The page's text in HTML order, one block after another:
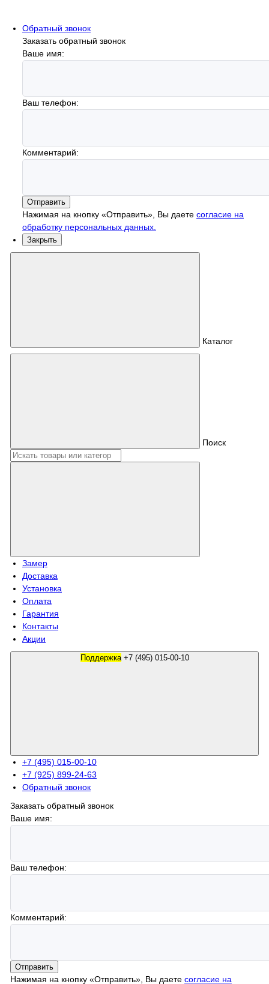
Обратный звонок
Заказать обратный звонок
Ваше имя:
Ваш телефон:
Комментарий:
Отправить
Нажимая на кнопку «Отправить», Вы даете согласие на
обработку персональных данных.
Закрыть
Каталог
Поиск
Замер
Доставка
Установка
Оплата
Гарантия
Контакты
Акции
Поддержка +7 (495) 015-00-10
+7 (495) 015-00-10
+7 (925) 899-24-63
Обратный звонок
Заказать обратный звонок
Ваше имя:
Ваш телефон:
Комментарий:
Отправить
Нажимая на кнопку «Отправить», Вы даете согласие на